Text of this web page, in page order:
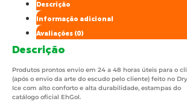
Descrição
Informação adicional
Avaliações (0)
Descrição
Produtos prontos envio em 24 a 48 horas úteis para o
(após o envio da arte do escudo pelo cliente) feito no
Ice com alto conforto e alta durabilidade, estampas do
catálogo oficial EhGol.